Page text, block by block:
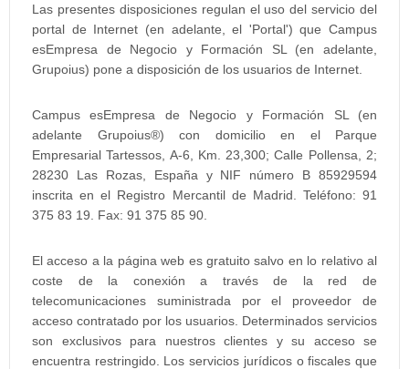
Las presentes disposiciones regulan el uso del servicio del
portal de Internet (en adelante, el 'Portal') que Campus
esEmpresa de Negocio y Formación SL (en adelante,
Grupoius) pone a disposición de los usuarios de Internet.
Campus esEmpresa de Negocio y Formación SL (en
adelante Grupoius®) con domicilio en el Parque
Empresarial Tartessos, A-6, Km. 23,300; Calle Pollensa, 2;
28230 Las Rozas, España y NIF número B 85929594
inscrita en el Registro Mercantil de Madrid. Teléfono: 91
375 83 19. Fax: 91 375 85 90.
El acceso a la página web es gratuito salvo en lo relativo al
coste de la conexión a través de la red de
telecomunicaciones suministrada por el proveedor de
acceso contratado por los usuarios. Determinados servicios
son exclusivos para nuestros clientes y su acceso se
encuentra restringido. Los servicios jurídicos o fiscales que